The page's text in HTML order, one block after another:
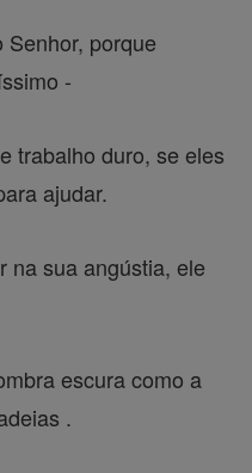
porque
-
trabalho duro, se eles
ajudar.
na sua angústia, ele
escura como a
.